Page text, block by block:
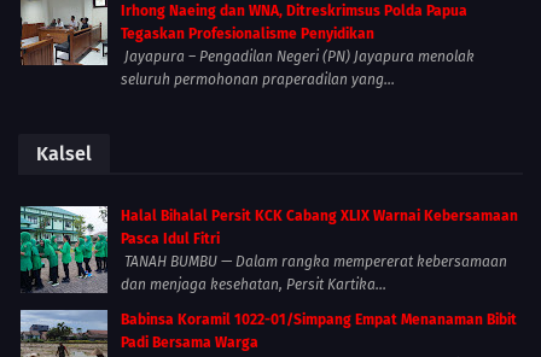
Irhong Naeing dan WNA, Ditreskrimsus Polda Papua
Tegaskan Profesionalisme Penyidikan
Jayapura – Pengadilan Negeri (PN) Jayapura menolak
seluruh permohonan praperadilan yang...
Kalsel
Halal Bihalal Persit KCK Cabang XLIX Warnai Kebersamaan
Pasca Idul Fitri
TANAH BUMBU — Dalam rangka mempererat kebersamaan
dan menjaga kesehatan, Persit Kartika...
Babinsa Koramil 1022-01/Simpang Empat Menanaman Bibit
Padi Bersama Warga